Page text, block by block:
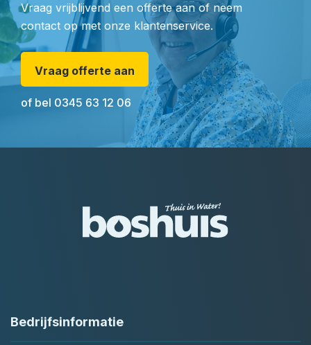
Vraag vrijblijvend een offerte aan of neem
contact op met onze klantenservice.
Vraag offerte aan
of bel 0345 63 12 06
Bedrijfsinformatie